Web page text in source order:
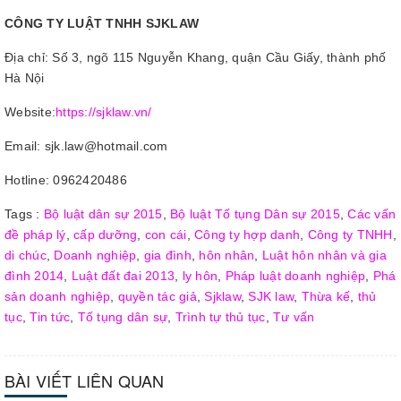
CÔNG TY LUẬT TNHH SJKLAW
Địa chỉ: Số 3, ngõ 115 Nguyễn Khang, quận Cầu Giấy, thành phố
Hà Nội
Website:https://sjklaw.vn/
Email: sjk.law@hotmail.com
Hotline: 0962420486
Tags : Bộ luật dân sự 2015 Bộ luật Tố tụng Dân sự 2015,Các vấn
đề pháp lý cấp dưỡng con cái Công ty hợp danh Công ty TNHH
di chúc, Doanh nghiệp gia đình hôn nhân
Luật hôn nhân và gia
đình 2014
Luật đất đai 2013 ly hôn Pháp luật doanh nghiệp
Phá
sản doanh nghiệp quyền tác giả ,Sjklaw,SJK law, Thừa kế thủ
tục,Tin tức Tố tụng dân sự Trình tự thủ tục Tư vấn
BÀI VIẾT LIÊN QUAN